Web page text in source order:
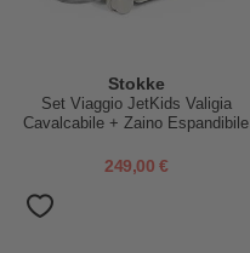
Stokke
Set Viaggio JetKids Valigia
Cavalcabile + Zaino Espandibile
249,00 €